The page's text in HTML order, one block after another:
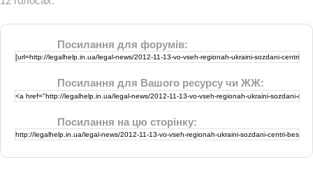
Посилання для форумів:
Посилання для Вашого ресурсу чи ЖЖ:
Посилання на цю сторінку: